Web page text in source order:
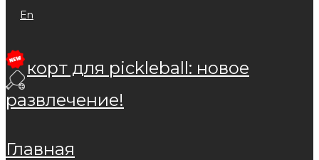
en
корт для pickleball: новое
развлечение!
главная